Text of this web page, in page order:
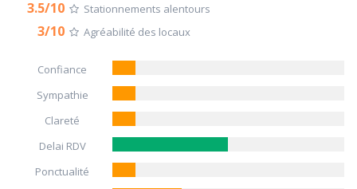
3.5/10 Stationnements alentours
3/10 Agréabilité des locaux
Confiance
Sympathie
Clareté
Delai RDV
Ponctualité